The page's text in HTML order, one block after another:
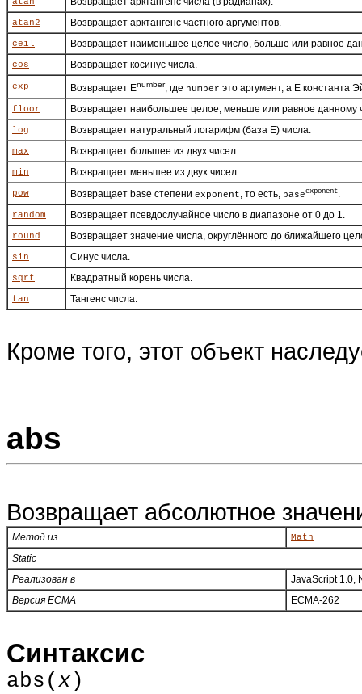
atan2 Возвращает арктангенс частного аргументов.
ceil Возвращает наименьшее целое число, больше или равное
cos Возвращает косинус числа.
exp Возвращает Enumber, где number это аргумент, а E константа
floor Возвращает наибольшее целое, меньше или равное данному
log Возвращает натуральный логарифм (база E) числа.
max Возвращает большее из двух чисел.
min Возвращает меньшее из двух чисел.
pow Возвращает base степени exponent , то есть, baseexponent
random Возвращает псевдослучайное число в диапазоне от 0 до 1.
round Возвращает значение числа, округлённого до ближайшего
sin Синус числа.
sqrt Квадратный корень числа.
tan Тангенс числа.
Кроме того, этот объект
abs
Возвращает абсолютное
Метод из Math
Static
Реализован в
JavaScript 1.0,
Версия ECMA
ECMA-262
Синтаксис
abs(x)